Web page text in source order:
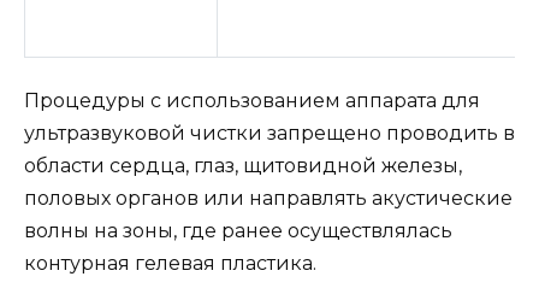
Процедуры с использованием аппарата для
ультразвуковой чистки запрещено проводить в
области сердца, глаз, щитовидной железы,
половых органов или направлять акустические
волны на зоны, где ранее осуществлялась
контурная гелевая пластика.